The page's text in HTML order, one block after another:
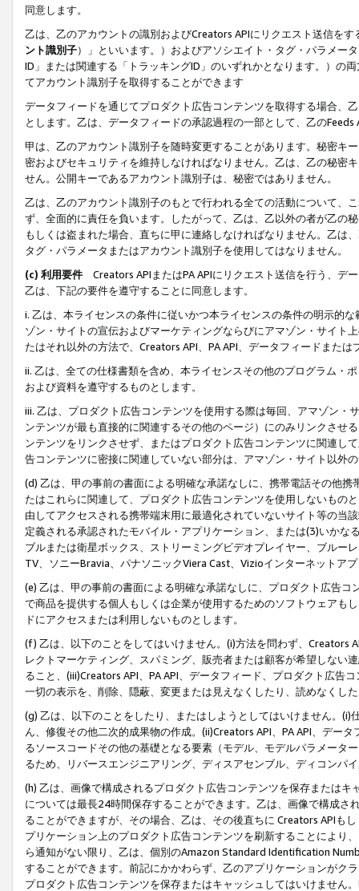
同意します。
乙は、乙のアカウントの識別およびCreators APIにリクエスト送信を
ント識別子）」といいます。）およびアソシエイト・タグ・パラメー
ID」または関連する「トラッキングID」のいずれかとなります。）の
てアカウント識別子を取得することができます
データフィードを通じてプロダクト広告コンテンツを取得する場合、
とします。乙は、データフィードの承認過程の一部として、乙の
甲は、乙のアカウント識別子を随時変更することがあります。秘密キ
密およびセキュリティを維持しなければなりません。乙は、乙の秘密
せん。公開キーであるアカウント識別子は、秘密ではありません。
乙は、乙のアカウント識別子のもとで行われる全ての活動について、
ず、全面的に責任を負います。したがって、乙は、乙以外の者が乙の
もしくは盗まれた場合、直ちに甲に連絡しなければなりません。乙は
タグ・パラメータまたはアカウント識別子を使用してはなりません。
(c) 利用要件 Creators APIまたはPA APIにリクエスト送信を行う、デ
乙は、下記の要件を遵守することに同意します。
i. 乙は、本ライセンスの条件に従いかつ本ライセンスの条件の明示的
ゾン・サイトの宣伝およびマーケティングならびにアマゾン・サイト
たはそれ以外の方法で、Creators API、PA API、データフィードまた
ii. 乙は、全ての仕様書類を含め、本ライセンスその他のプログラム・
および資料を遵守するものとします。
iii. 乙は、プロダクト広告コンテンツを使用する際は毎回、アマゾン
ンテンツが最も直接的に関連するその他のページ）にのみリンクさせ
ンテンツをリンクさせず、またはプロダクト広告コンテンツに関連し
告コンテンツに密接に関連していない部分は、アマゾン・サイト以外
(d) 乙は、甲の事前の書面による明確な承諾なしに、携帯電話その他
たはこれらに関連して、プロダクト広告コンテンツを使用しないもの
由してアクセスされる携帯端末用に最適化されていないサイト等の当
定義される承認されたモバイル・アプリケーション、または(3)いか
ブルまたは衛星ボックス、ストリーミングビデオプレイヤー、ブルー
TV、ソニーBravia、パナソニックViera Cast、Vizioインターネットア
(e) 乙は、甲の事前の書面による明確な承諾なしに、プロダクト広告
で商品を提供する個人もしくは企業が使用するためのソフトウェアも
ドにアクセスまたは利用しないものとします。
(f) 乙は、以下のことをしてはいけません。(i)方法を問わず、Creators
レクトマーケティング、スパミング、販売者または顧客が希望しない
ること、(iii)Creators API、PA API、データフィード、プロダクト広告
一切の表示を、削除、隠蔽、変更または見えなくしたり、読めなくし
(g) 乙は、以下のことをしたり、またはしようとしてはいけません。
ん、修復その他二次的成果物の作成。(ii)Creators API、PA API、デー
るソースコードその他の基礎となる要素（モデル、モデルパラメータ
るため、リバースエンジニアリング、ディスアセンブル、ディコンパ
(h) 乙は、画像で構成されるプロダクト広告コンテンツを保存または
については最長24時間保存することができます。乙は、画像で構成
ることができますが、その場合、乙は、その後直ちに Creators APIも
プリケーション上のプロダクト広告コンテンツを刷新することにより
ら通知がない限り、乙は、個別のAmazon Standard Identification
することができます。前記にかかわらず、乙のアプリケーションがク
プロダクト広告コンテンツを保存またはキャッシュしてはいけません